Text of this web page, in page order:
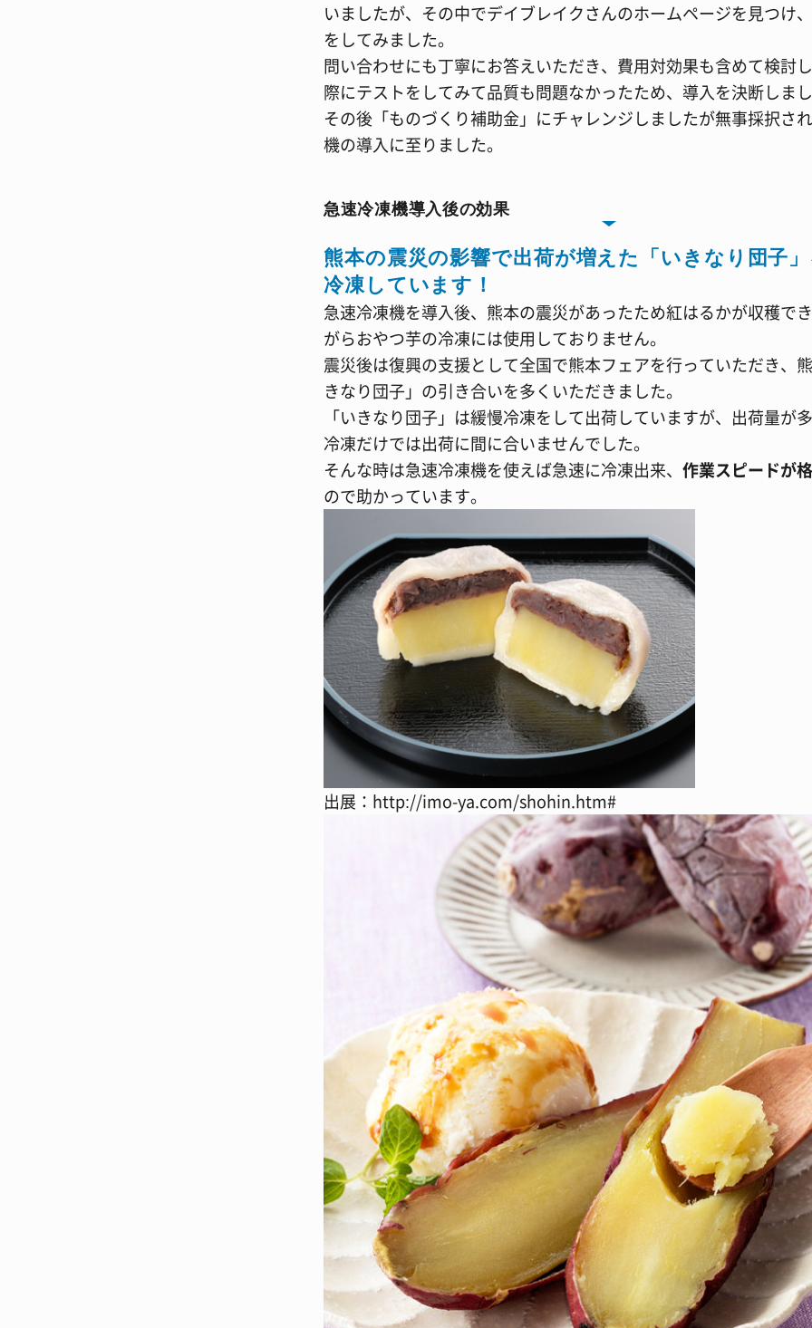
いましたが、その中でデイブレイクさんのホームページを見つけ
をしてみました。
問い合わせにも丁寧にお答えいただき、費用対効果も含めて検討
際にテストをしてみて品質も問題なかったため、導入を決断しま
その後「ものづくり補助金」にチャレンジしましたが無事採択さ
機の導入に至りました。
急速冷凍機導入後の効果
熊本の震災の影響で出荷が増えた「いきなり団子
冷凍しています！
急速冷凍機を導入後、熊本の震災があったため紅はるかが収穫で
がらおやつ芋の冷凍には使用しておりません。
震災後は復興の支援として全国で熊本フェアを行っていただき、
きなり団子」の引き合いを多くいただきました。
「いきなり団子」は緩慢冷凍をして出荷していますが、出荷量が
冷凍だけでは出荷に間に合いませんでした。
そんな時は急速冷凍機を使えば急速に冷凍出来、 作業スピードが
ので助かっています。
出展：http://imo-ya.com/shohin.htm#